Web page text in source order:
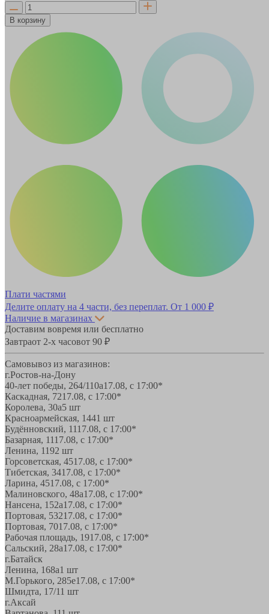
В корзину
Плати частями
Делите оплату на 4 части, без переплат. От 1 000 ₽
Наличие в магазинах
Доставим вовремя или бесплатно
Завтраот 2-х часовот 90 ₽
Самовывоз из магазинов:
г.Ростов-на-Дону
40-лет победы, 264/110а17.08, с 17:00*
Каскадная, 7217.08, с 17:00*
Королева, 30а5 шт
Красноармейская, 1441 шт
Будённовский, 1117.08, с 17:00*
Базарная, 1117.08, с 17:00*
Ленина, 1192 шт
Горсоветская, 4517.08, с 17:00*
Тибетская, 3417.08, с 17:00*
Ларина, 4517.08, с 17:00*
Малиновского, 48а17.08, с 17:00*
Нансена, 152а17.08, с 17:00*
Портовая, 53217.08, с 17:00*
Портовая, 7017.08, с 17:00*
Рабочая площадь, 1917.08, с 17:00*
Сальский, 28a17.08, с 17:00*
г.Батайск
Ленина, 168а1 шт
М.Горького, 285е17.08, с 17:00*
Шмидта, 17/11 шт
г.Аксай